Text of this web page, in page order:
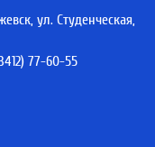
ул. Студенческая,
77-60-55